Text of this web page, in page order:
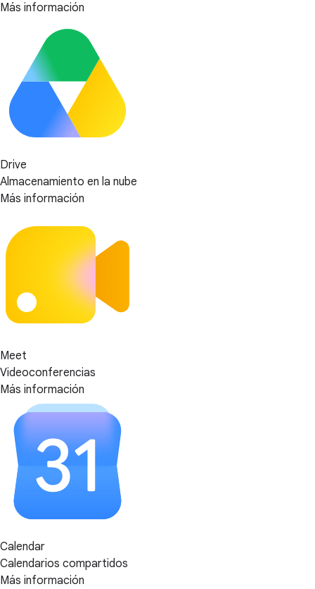
Más información
Drive
Almacenamiento en la nube
Más información
Meet
Videoconferencias
Más información
Calendar
Calendarios compartidos
Más información